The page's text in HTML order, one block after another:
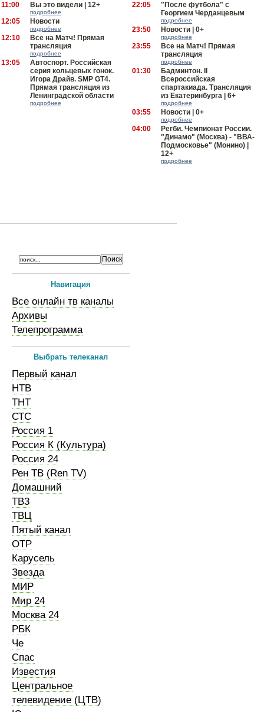
11:00 Вы это видели | 12+
подробнее
12:05 Новости
подробнее
12:10
Все на Матч! Прямая
трансляция
подробнее
13:05
Автоспорт. Российская
серия кольцевых гонок.
Игора Драйв. SMP GT4.
Прямая трансляция из
Ленинградской области
подробнее
22:05
"После футбола" с
Георгием Черданцевым
подробнее
23:50 Новости | 0+
подробнее
23:55
Все на Матч! Прямая
трансляция
подробнее
01:30
Бадминтон. II
Всероссийская
спартакиада. Трансляция
из Екатеринбурга | 6+
подробнее
03:55 Новости | 0+
подробнее
04:00
Регби. Чемпионат России.
"Динамо" (Москва) - "ВВА-
Подмосковье" (Монино) |
12+
подробнее
Навигация
Все онлайн тв каналы
Архивы
Телепрограмма
Выбрать телеканал
Первый канал
НТВ
ТНТ
СТС
Россия 1
Россия К (Культура)
Россия 24
Рен ТВ (Ren TV)
Домашний
ТВ3
ТВЦ
Пятый канал
ОТР
Карусель
Звезда
МИР
Мир 24
Москва 24
РБК
Че
Спас
Известия
Центральное
телевидение (ЦТВ)